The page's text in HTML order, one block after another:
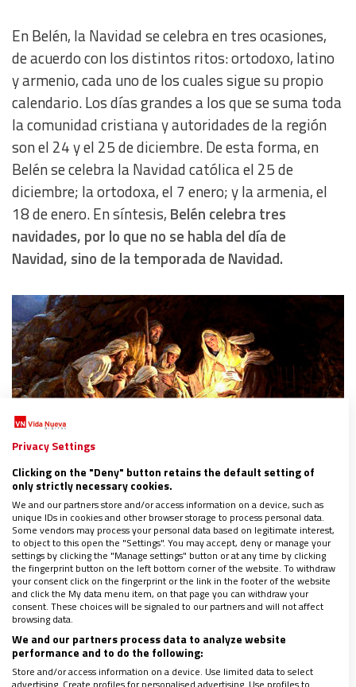
En Belén, la Navidad se celebra en tres ocasiones,
de acuerdo con los distintos ritos: ortodoxo, latino
y armenio, cada uno de los cuales sigue su propio
calendario. Los días grandes a los que se suma toda
la comunidad cristiana y autoridades de la región
son el 24 y el 25 de diciembre. De esta forma, en
Belén se celebra la Navidad católica el 25 de
diciembre; la ortodoxa, el 7 enero; y la armenia, el
18 de enero. En síntesis, Belén celebra tres
navidades, por lo que no se habla del día de
Navidad, sino de la temporada de Navidad.
Preparar el belén
Y es en este tiempo de espera de la Navidad que el
Papa, en su Carta, nos dice: “Quisiera alentar la
hermosa tradición de nuestras familias que en los
días previos a la Navidad preparan el belén, como
también la costumbre de ponerlo en los lugares de
trabajo, en las escuelas, en los hospitales, en las
Privacy Settings
Clicking on the "Deny" button retains the default setting of
only strictly necessary cookies.
We and our partners store and/or access information on a device, such as
unique IDs in cookies and other browser storage to process personal data.
Some vendors may process your personal data based on legitimate interest,
to object to this open the "Settings". You may accept, deny or manage your
settings by clicking the "Manage settings" button or at any time by clicking
the fingerprint button on the left bottom corner of the website. To withdraw
your consent click on the fingerprint or the link in the footer of the website
and click the My data menu item, on that page you can withdraw your
consent. These choices will be signaled to our partners and will not affect
browsing data.
We and our partners process data to analyze website
performance and to do the following:
Store and/or access information on a device. Use limited data to select
advertising. Create profiles for personalised advertising. Use profiles to